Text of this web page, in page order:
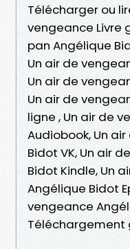
Télécharger ou
vengeance Livre
pan Angélique
Un air de
Un air de
Un air de
ligne , Un air de
Audiobook, Un
Bidot VK, Un air
Bidot Kindle, Un
Angélique Bidot
vengeance
Téléchargement